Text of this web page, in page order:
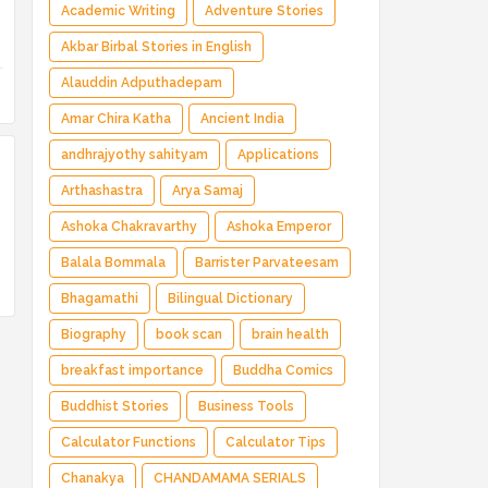
Magical Adventure ✅ Indian Fantasy ✅
Enchanted Kingdom ✅ Heroic Quest ✅ Fairy
Tale
Academic Writing Adventure Stories
Akbar Birbal Stories in English
Alauddin Adputhadepam
Amar Chira Katha Ancient India
andhrajyothy sahityam Applications
Arthashastra Arya Samaj
Ashoka Chakravarthy Ashoka Emperor
Balala Bommala Barrister Parvateesam
Bhagamathi Bilingual Dictionary
Biography book scan brain health
breakfast importance Buddha Comics
Buddhist Stories Business Tools
Calculator Functions Calculator Tips
Chanakya CHANDAMAMA SERIALS